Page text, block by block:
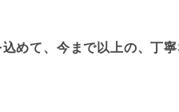
めて、今まで以上の、丁